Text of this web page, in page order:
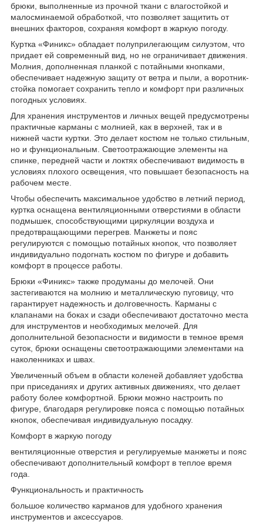
брюки, выполненные из прочной ткани с влагостойкой и
малосминаемой обработкой, что позволяет защитить от
внешних факторов, сохраняя комфорт в жаркую погоду.
Куртка «Финикс» обладает полуприлегающим силуэтом, что
придает ей современный вид, но не ограничивает движения.
Молния, дополненная планкой с потайными кнопками,
обеспечивает надежную защиту от ветра и пыли, а воротник-
стойка помогает сохранить тепло и комфорт при различных
погодных условиях.
Для хранения инструментов и личных вещей предусмотрены
практичные карманы с молнией, как в верхней, так и в
нижней части куртки. Это делает костюм не только стильным,
но и функциональным. Светоотражающие элементы на
спинке, передней части и локтях обеспечивают видимость в
условиях плохого освещения, что повышает безопасность на
рабочем месте.
Чтобы обеспечить максимальное удобство в летний период,
куртка оснащена вентиляционными отверстиями в области
подмышек, способствующими циркуляции воздуха и
предотвращающими перегрев. Манжеты и пояс
регулируются с помощью потайных кнопок, что позволяет
индивидуально подогнать костюм по фигуре и добавить
комфорт в процессе работы.
Брюки «Финикс» также продуманы до мелочей. Они
застегиваются на молнию и металлическую пуговицу, что
гарантирует надежность и долговечность. Карманы с
клапанами на боках и сзади обеспечивают достаточно места
для инструментов и необходимых мелочей. Для
дополнительной безопасности и видимости в темное время
суток, брюки оснащены светоотражающими элементами на
наколенниках и швах.
Увеличенный объем в области коленей добавляет удобства
при приседаниях и других активных движениях, что делает
работу более комфортной. Брюки можно настроить по
фигуре, благодаря регулировке пояса с помощью потайных
кнопок, обеспечивая индивидуальную посадку.
Комфорт в жаркую погоду
вентиляционные отверстия и регулируемые манжеты и пояс
обеспечивают дополнительный комфорт в теплое время
года.
Функциональность и практичность
большое количество карманов для удобного хранения
инструментов и аксессуаров.